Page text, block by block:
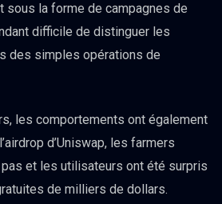
sous la forme de campagnes de
difficile de distinguer les
des simples opérations de
les comportements ont également
d’Uniswap, les farmers
pas et les utilisateurs ont été surpris
de milliers de dollars.